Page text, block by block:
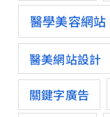
醫學美容網站
醫美網站設計
關鍵字廣告